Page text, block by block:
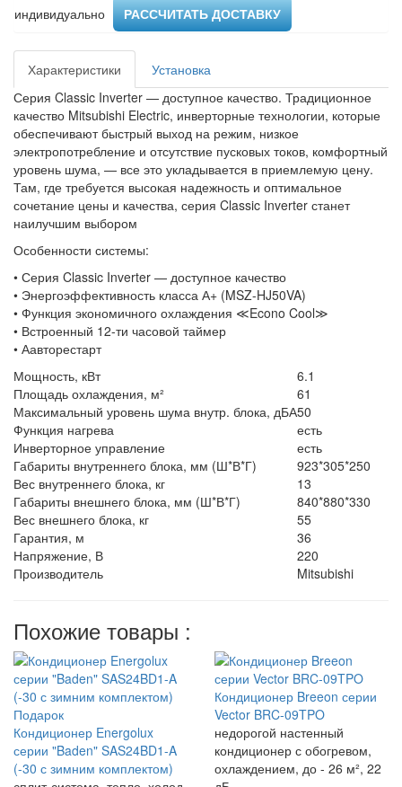
индивидуально ​
РАССЧИТАТЬ ДОСТАВКУ
Характеристики
Установка
Серия Classic Inverter — доступное качество. Традиционное
качество Mitsubishi Electric, инверторные технологии, которые
обеспечивают быстрый выход на режим, низкое
электропотребление и отсутствие пусковых токов, комфортный
уровень шума, — все это укладывается в приемлемую цену.
Там, где требуется высокая надежность и оптимальное
сочетание цены и качества, серия Classic Inverter станет
наилучшим выбором
Особенности системы:
• Серия Classic Inverter — доступное качество
• Энергоэффективность класса А+ (MSZ-HJ50VA)
• Функция экономичного охлаждения ≪Econo Cool≫
• Встроенный 12-ти часовой таймер
• Аавторестарт
Мощность, кВт
6.1
Площадь охлаждения, м²
61
Максимальный уровень шума внутр. блока, дБА50
Функция нагрева
есть
Инверторное управление
есть
Габариты внутреннего блока, мм (Ш*В*Г)
923*305*250
Вес внутреннего блока, кг
13
Габариты внешнего блока, мм (Ш*В*Г)
840*880*330
Вес внешнего блока, кг
55
Гарантия, м
36
Напряжение, В
220
Производитель
Mitsubishi
Похожие товары :
Подарок
Кондиционер Energolux
серии "Baden" SAS24BD1-A
(-30 с зимним комплектом)
Кондиционер Breeon серии
Vector BRC-09TPO
недорогой настенный
кондиционер с обогревом,
охлаждением, до - 26 м², 22